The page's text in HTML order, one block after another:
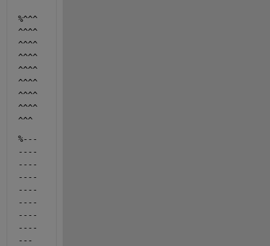
%^^^
^^^^
^^^^
^^^^
^^^^
^^^^
^^^^
^^^^
^^^
%---
----
----
----
----
----
----
----
---